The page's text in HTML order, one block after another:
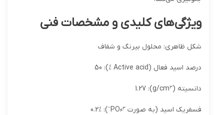
ویژگی‌های کلیدی و مشخصات فنی
شکل ظاهری: محلول بیرنگ و شفاف
درصد اسید فعال (Active acid %): 50
دانسیته (g/cm³): 1.27
فسفریک اسید (به صورت PO₄³⁻): 0.2%